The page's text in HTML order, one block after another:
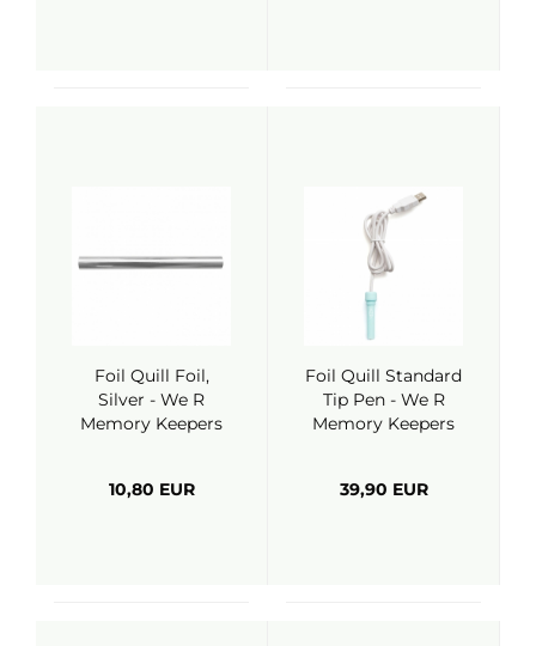
Foil Quill Foil,
Silver - We R
Memory Keepers
10,80 EUR
Foil Quill Standard
Tip Pen - We R
Memory Keepers
39,90 EUR